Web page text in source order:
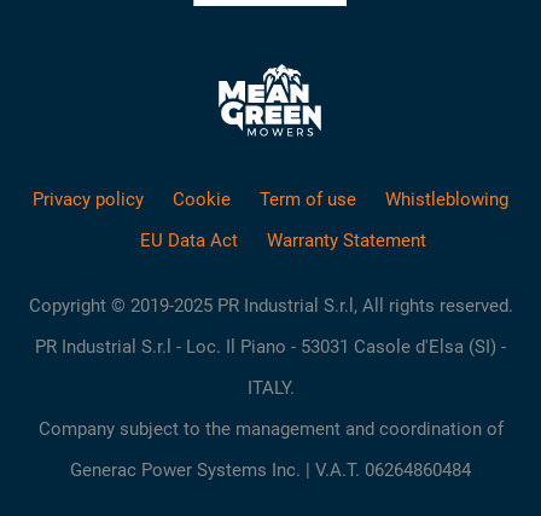
Privacy policy Cookie Term of use
Whistleblowing
EU Data Act
Warranty Statement
Copyright © 2019-2025 PR Industrial S.r.l, All rights reserved.
PR Industrial S.r.l - Loc. Il Piano - 53031 Casole d'Elsa (SI) -
ITALY.
Company subject to the management and coordination of
Generac Power Systems Inc. | V.A.T. 06264860484